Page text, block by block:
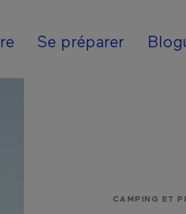
Canada
Se préparer
CAMPING ET